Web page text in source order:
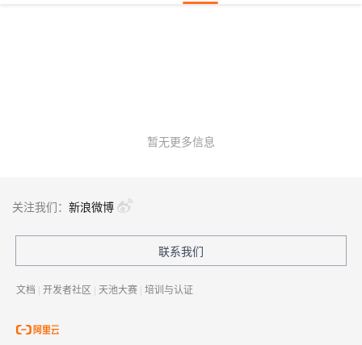
暂无更多信息
关注我们： 新浪微博
联系我们
文档 | 开发者社区 | 天池大赛 | 培训与认证